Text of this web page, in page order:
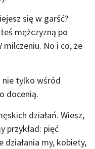
się w garść?
mężczyzną po
milczeniu. No i co, że
nie tylko wśród
docenią.
działań. Wiesz,
przykład: pięć
działania my, kobiety,